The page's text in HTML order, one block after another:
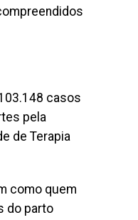
casos
pela
de Terapia
como quem
do parto